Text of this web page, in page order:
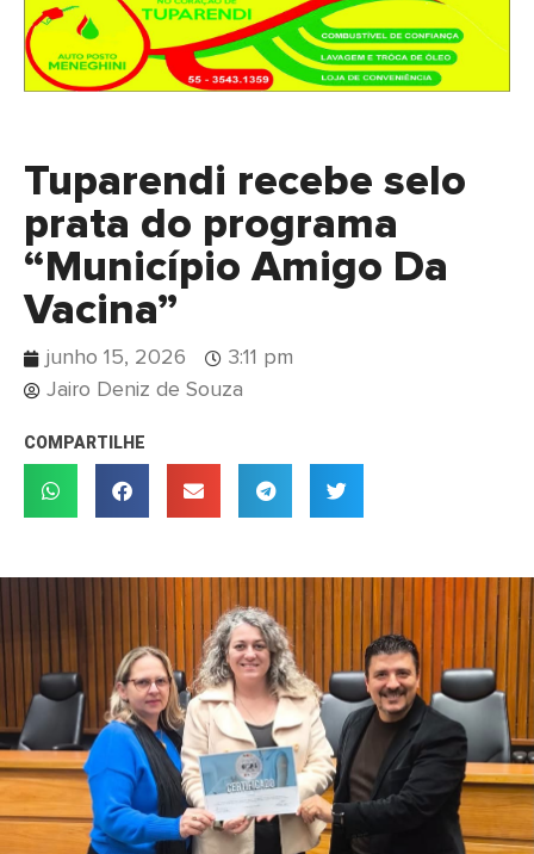
Tuparendi recebe selo
prata do programa
“Município Amigo Da
Vacina”
junho 15, 2026
3:11 pm
Jairo Deniz de Souza
COMPARTILHE